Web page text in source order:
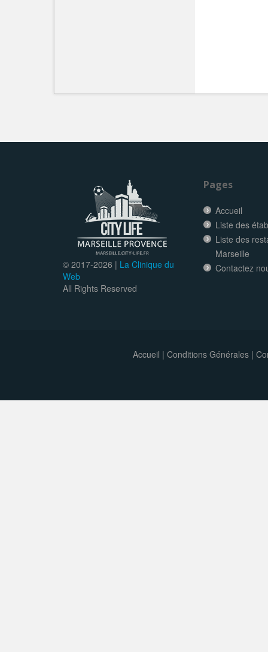
© 2017-2026 | La Clinique du
Web
All Rights Reserved
Pages
Accueil
Liste des
Liste des
Marseille
Contactez
Accueil | Conditions Générales|